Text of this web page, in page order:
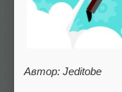
Автор: Jeditobe